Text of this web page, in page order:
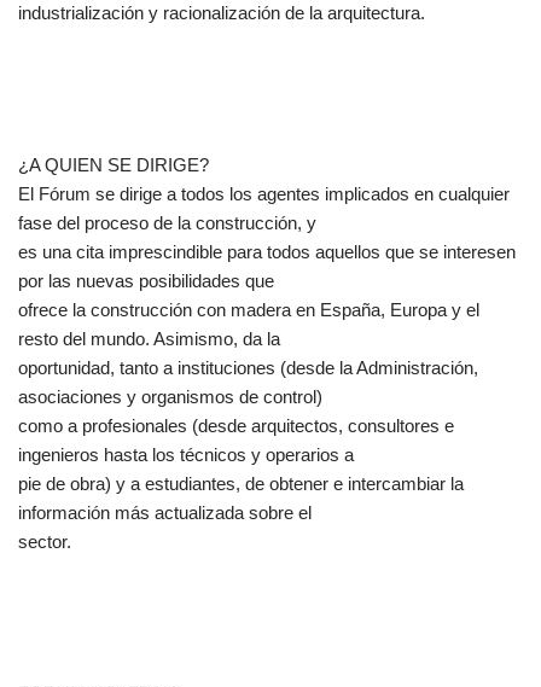
industrialización y racionalización de la arquitectura.
¿A QUIEN SE DIRIGE?
El Fórum se dirige a todos los agentes implicados en cualquier
fase del proceso de la construcción, y
es una cita imprescindible para todos aquellos que se interesen
por las nuevas posibilidades que
ofrece la construcción con madera en España, Europa y el
resto del mundo. Asimismo, da la
oportunidad, tanto a instituciones (desde la Administración,
asociaciones y organismos de control)
como a profesionales (desde arquitectos, consultores e
ingenieros hasta los técnicos y operarios a
pie de obra) y a estudiantes, de obtener e intercambiar la
información más actualizada sobre el
sector.